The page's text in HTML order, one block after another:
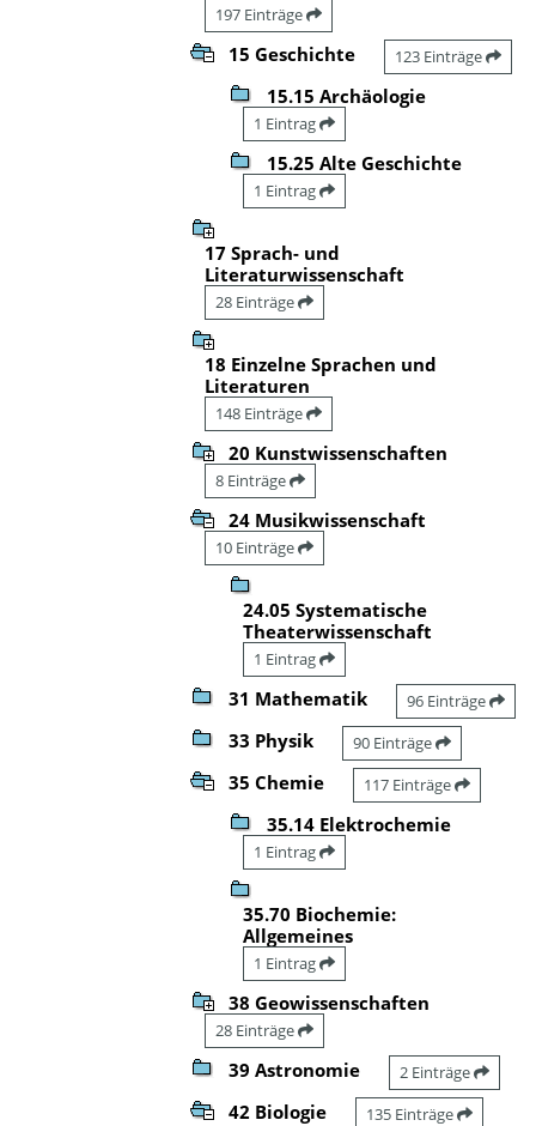
197 Einträge
15 Geschichte 123 Einträge
15.15 Archäologie
1 Eintrag
15.25 Alte Geschichte
1 Eintrag
17 Sprach- und
Literaturwissenschaft
28 Einträge
18 Einzelne Sprachen und
Literaturen
148 Einträge
20 Kunstwissenschaften
8 Einträge
24 Musikwissenschaft
10 Einträge
24.05 Systematische
Theaterwissenschaft
1 Eintrag
31 Mathematik 96 Einträge
33 Physik 90 Einträge
35 Chemie 117 Einträge
35.14 Elektrochemie
1 Eintrag
35.70 Biochemie:
Allgemeines
1 Eintrag
38 Geowissenschaften
28 Einträge
39 Astronomie 2 Einträge
42 Biologie 135 Einträge